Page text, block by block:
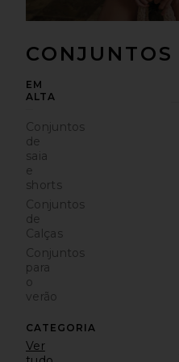
CONJUNTOS
EM
ALTA
Conjuntos
de
saia
e
shorts
Conjuntos
de
Calças
Conjuntos
para
o
verão
CATEGORIA
Ver